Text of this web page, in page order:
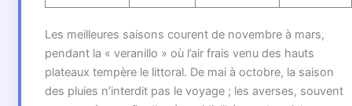
Les meilleures saisons courent de novembre à mars,
pendant la « veranillo » où l’air frais venu des hauts
plateaux tempère le littoral. De mai à octobre, la saison
des pluies n’interdit pas le voyage ; les averses, souvent